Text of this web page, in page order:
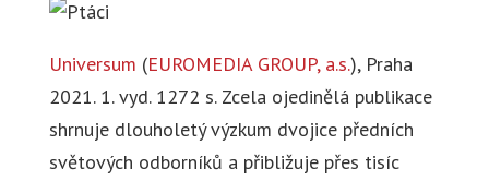
Universum (EUROMEDIA GROUP, a.s.), Praha
2021. 1. vyd. 1272 s. Zcela ojedinělá publikace
shrnuje dlouholetý výzkum dvojice předních
světových odborníků a přibližuje přes tisíc